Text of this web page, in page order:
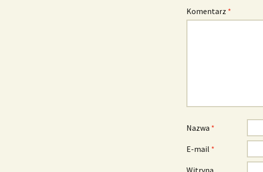
Komentarz *
Nazwa *
E-mail *
Witryna